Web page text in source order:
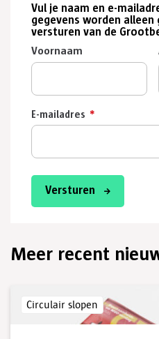
Vul je naam en e-
gegevens worden
versturen van de
Voornaam
E-mailadres *
Versturen
Meer recent
Circulair slopen